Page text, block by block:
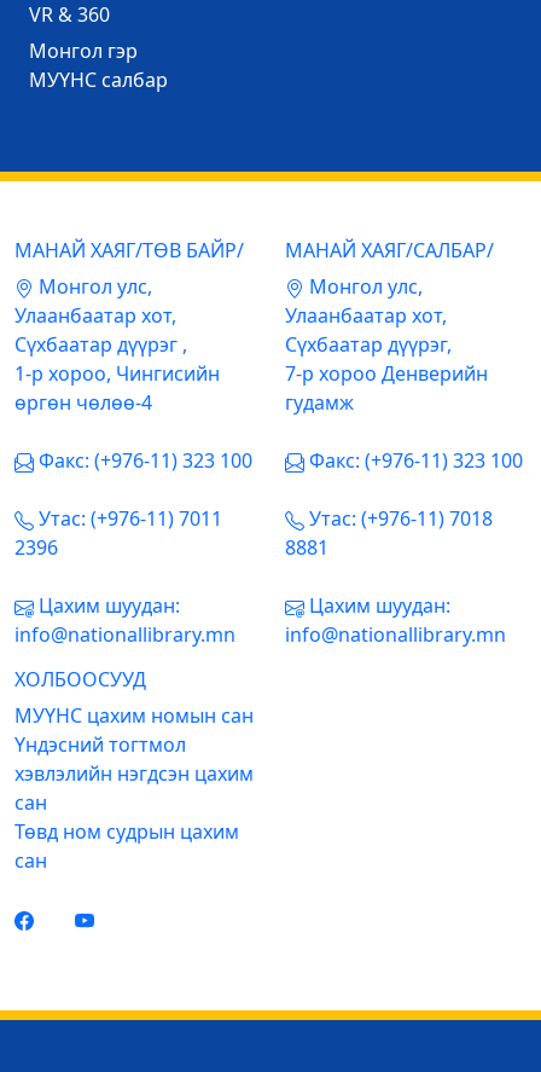
VR & 360
Mонгол гэр
МУҮНС салбар
МАНАЙ ХАЯГ/ТӨВ БАЙР/
Mонгол улс,
Улаанбаатар хот,
Сүхбаатар дүүрэг ,
1-р хороо, Чингисийн
өргөн чөлөө-4
Факс: (+976-11) 323 100
Утас: (+976-11) 7011
2396
Цахим шуудан:
info@nationallibrary.mn
МАНАЙ ХАЯГ/САЛБАР/
Mонгол улс,
Улаанбаатар хот,
Сүхбаатар дүүрэг,
7-р хороо Денверийн
гудамж
Факс: (+976-11) 323 100
Утас: (+976-11) 7018
8881
Цахим шуудан:
info@nationallibrary.mn
ХОЛБООСУУД
МУҮНС цахим номын сан
Үндэсний тогтмол
хэвлэлийн нэгдсэн цахим
сан
Төвд ном судрын цахим
сан